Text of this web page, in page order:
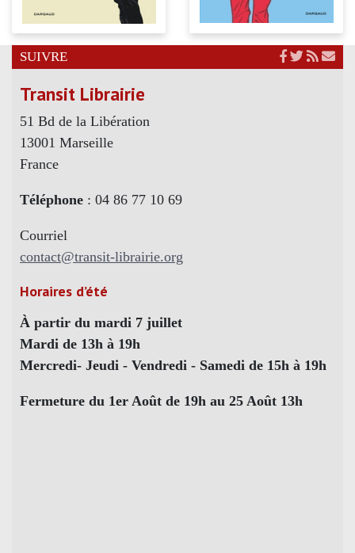
SUIVRE
Transit Librairie
51 Bd de la Libération
13001 Marseille
France
Téléphone : 04 86 77 10 69
Courriel
contact@transit-librairie.org
Horaires d’été
À partir du mardi 7 juillet
Mardi de 13h à 19h
Mercredi- Jeudi - Vendredi - Samedi de 15h à 19h
Fermeture du 1er Août de 19h au 25 Août 13h